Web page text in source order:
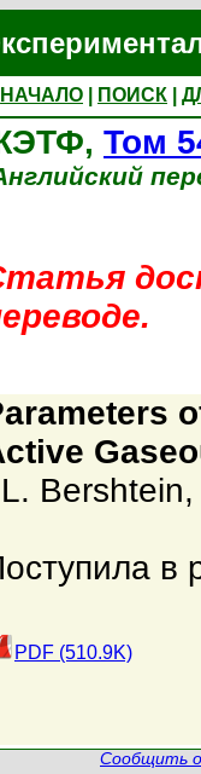
НАЧАЛО ПОИСК
Том
Bershtein
в
PDF (510.9K)
Сообщить о